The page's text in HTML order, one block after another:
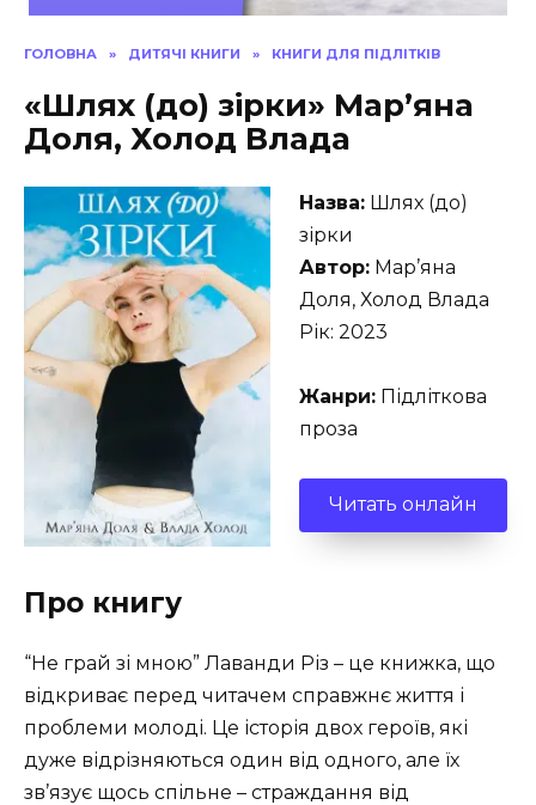
ГОЛОВНА » ДИТЯЧІ КНИГИ » КНИГИ ДЛЯ ПІДЛІТКІВ
«Шлях (до) зірки» Мар’яна
Доля, Холод Влада
Назва: Шлях (до)
зірки
Автор: Мар’яна
Доля, Холод Влада
Рік: 2023
Жанри: Підліткова
проза
Читать онлайн
Про книгу
“Не грай зі мною” Лаванди Різ – це книжка, що
відкриває перед читачем справжнє життя і
проблеми молоді. Це історія двох героїв, які
дуже відрізняються один від одного, але їх
зв’язує щось спільне – страждання від